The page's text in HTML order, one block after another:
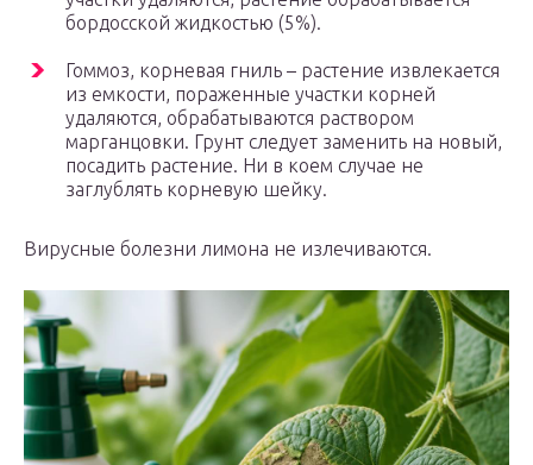
бордосской жидкостью (5%).
Гоммоз, корневая гниль – растение извлекается
из емкости, пораженные участки корней
удаляются, обрабатываются раствором
марганцовки. Грунт следует заменить на новый,
посадить растение. Ни в коем случае не
заглублять корневую шейку.
Вирусные болезни лимона не излечиваются.